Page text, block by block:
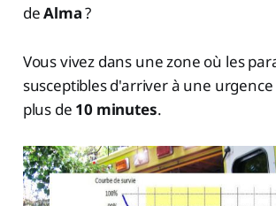
deAlma?
Vous vivez dans une zone où les
susceptibles d'arriver à une
plus de 10 minutes.